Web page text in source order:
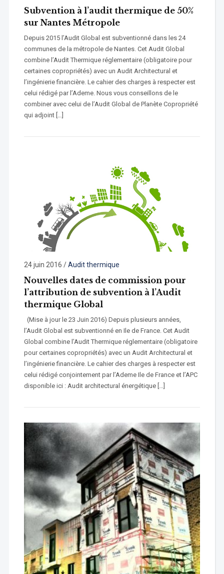
Subvention à l’audit thermique de 50%
sur Nantes Métropole
Depuis 2015 l’Audit Global est subventionné dans les 24
communes de la métropole de Nantes. Cet Audit Global
combine l’Audit Thermique réglementaire (obligatoire pour
certaines copropriétés) avec un Audit Architectural et
l’ingénierie financière. Le cahier des charges à respecter est
celui rédigé par l’Ademe. Nous vous conseillons de le
combiner avec celui de l’Audit Global de Planète Copropriété
qui adjoint […]
24 juin 2016 /Audit thermique
Nouvelles dates de commission pour
l’attribution de subvention à l’Audit
thermique Global
(Mise à jour le 23 Juin 2016) Depuis plusieurs années,
l’Audit Global est subventionné en Ile de France. Cet Audit
Global combine l’Audit Thermique réglementaire (obligatoire
pour certaines copropriétés) avec un Audit Architectural et
l’ingénierie financière. Le cahier des charges à respecter est
celui rédigé conjointement par l’Ademe Ile de France et l’APC
disponible ici : Audit architectural énergétique […]